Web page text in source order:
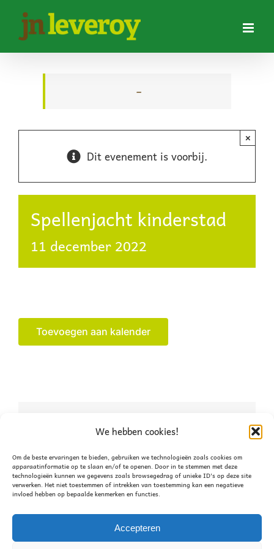
We hebben cookies!
Om de beste ervaringen te bieden, gebruiken we technologieën zoals cookies om
apparaatinformatie op te slaan en/of te openen. Door in te stemmen met deze
technologieën kunnen we gegevens zoals browsegedrag of unieke ID's op deze site
verwerken. Het niet toestemmen of intrekken van toestemming kan een negatieve
invloed hebben op bepaalde kenmerken en functies.
Accepteren
inhoud
–
Dit evenement is voorbij.
×
Spellenjacht kinderstad
11 december 2022
Toevoegen aan kalender
Deel dit verhaal, kies je
platform!
Facebook
X WhatsApp